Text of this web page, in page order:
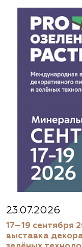
23.07.2026
17–19 сентября
выставка